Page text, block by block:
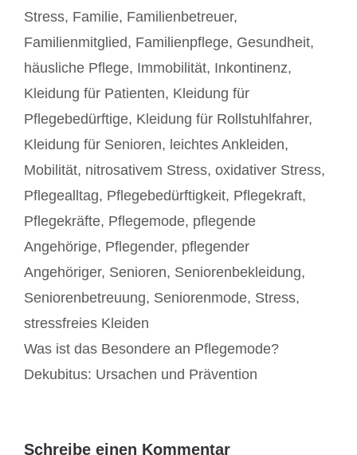
Stress, Familie, Familienbetreuer,
Familienmitglied, Familienpflege, Gesundheit,
häusliche Pflege, Immobilität, Inkontinenz,
Kleidung für Patienten, Kleidung für
Pflegebedürftige, Kleidung für Rollstuhlfahrer,
Kleidung für Senioren, leichtes Ankleiden,
Mobilität, nitrosativem Stress, oxidativer Stress,
Pflegealltag, Pflegebedürftigkeit, Pflegekraft,
Pflegekräfte, Pflegemode, pflegende
Angehörige, Pflegender, pflegender
Angehöriger, Senioren, Seniorenbekleidung,
Seniorenbetreuung, Seniorenmode, Stress,
stressfreies Kleiden
Beitrags-
Navigation
Was ist das Besondere an Pflegemode?
Dekubitus: Ursachen und Prävention
Schreibe einen Kommentar